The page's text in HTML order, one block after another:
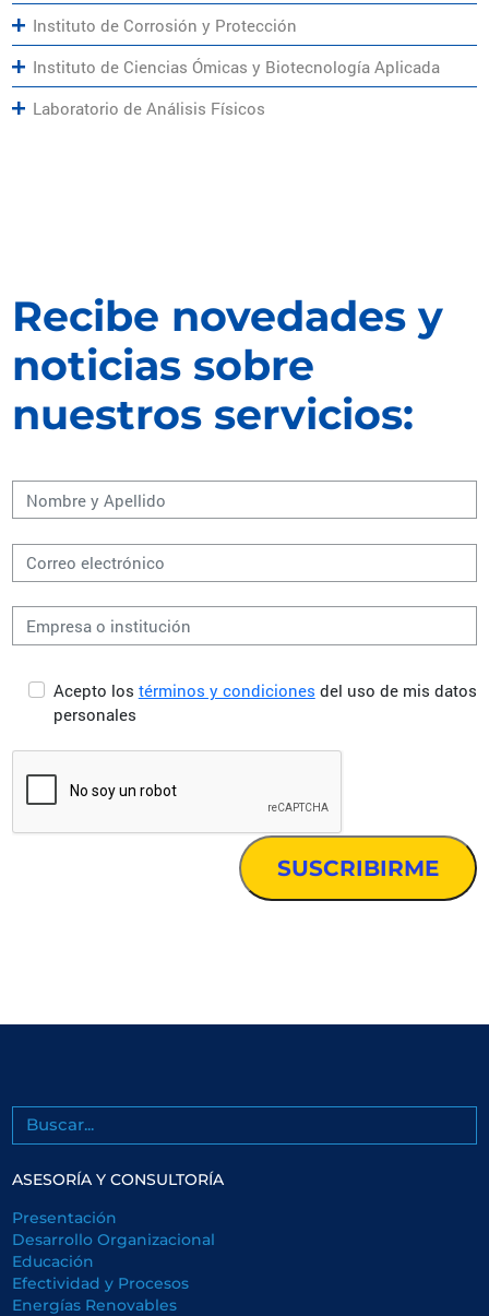
Instituto de Corrosión y Protección
Instituto de Ciencias Ómicas y Biotecnología Aplicada
Laboratorio de Análisis Físicos
Recibe novedades y
noticias sobre
nuestros servicios:
Acepto los términos y condiciones del uso de mis datos
personales
Buscar
ASESORÍA Y CONSULTORÍA
Presentación
Desarrollo Organizacional
Educación
Efectividad y Procesos
Energías Renovables